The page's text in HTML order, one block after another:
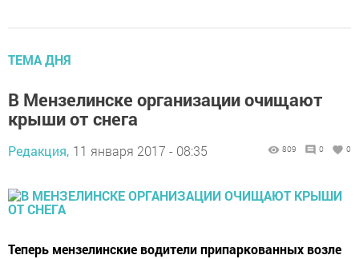
ТЕМА ДНЯ
В Мензелинске организации очищают
крыши от снега
Редакция, 11 января 2017 - 08:35 809 0 0
Теперь мензелинские водители припаркованных возле